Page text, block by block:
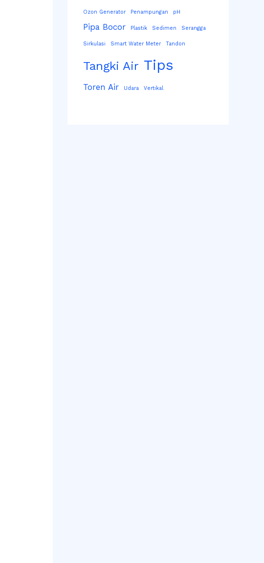
Ozon Generator Penampungan pH
Pipa Bocor Plastik Sedimen Serangga
Sirkulasi Smart Water Meter Tandon
Tangki Air Tips
Toren Air Udara Vertikal